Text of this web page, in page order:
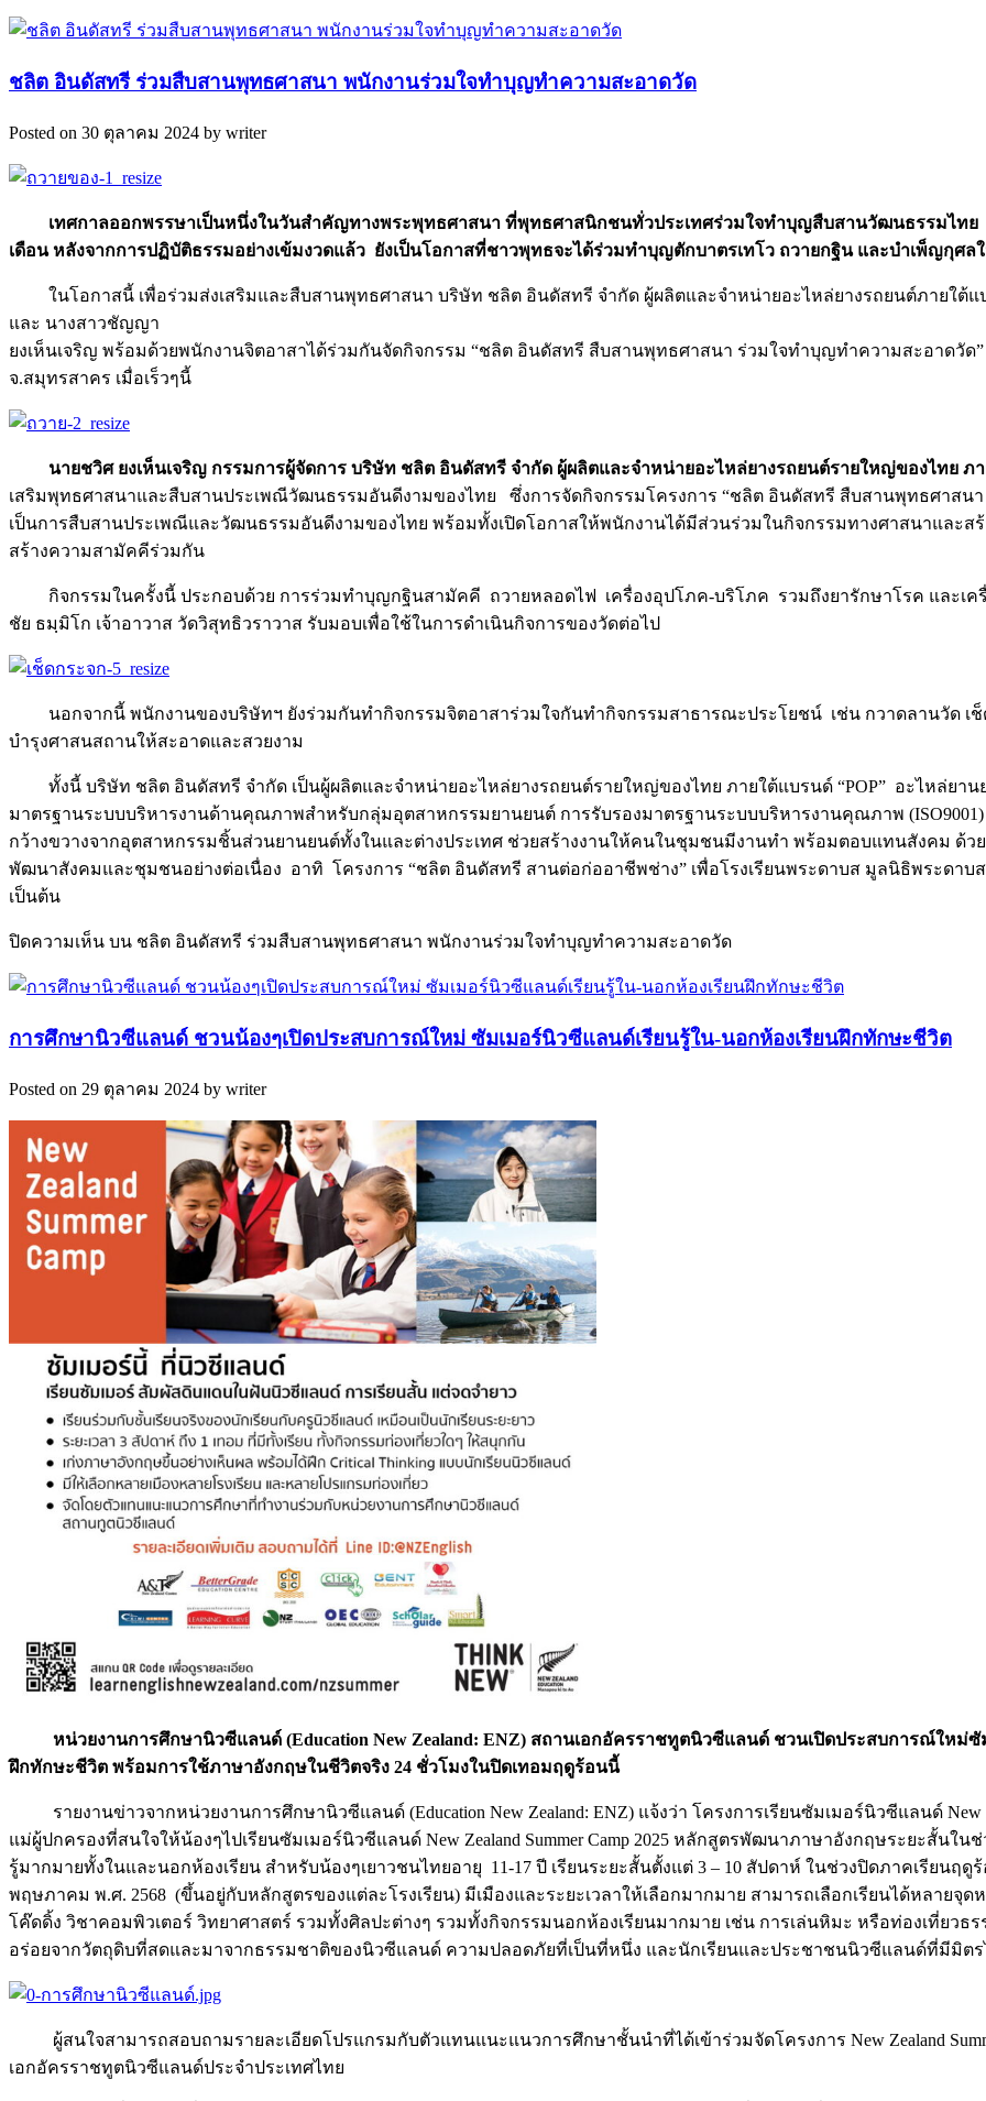
ชลิต อินดัสทรี ร่วมสืบสานพุทธศาสนา พนักงานร่วมใจทำบุญทำความสะอาดวัด
Posted on 30 ตุลาคม 2024 by writer
เทศกาลออกพรรษาเป็นหนึ่งในวันสำคัญทางพระพุทธศาสนา ที่พุทธศาสนิกชนทั่วประเทศร่วมใจทำบุญสืบสานวัฒนธรรมไทย
เดือน หลังจากการปฏิบัติธรรมอย่างเข้มงวดแล้ว ยังเป็นโอกาสที่ชาวพุทธจะได้ร่วมทำบุญตักบาตรเทโว ถวายกฐิน และบำเพ็ญกุศล
ในโอกาสนี้ เพื่อร่วมส่งเสริมและสืบสานพุทธศาสนา บริษัท ชลิต อินดัสทรี จำกัด ผู้ผลิตและจำหน่ายอะไหล่ยางรถยนต์ภายใต้แ
และ นางสาวชัญญา
ยงเห็นเจริญ พร้อมด้วยพนักงานจิตอาสาได้ร่วมกันจัดกิจกรรม “ชลิต อินดัสทรี สืบสานพุทธศาสนา ร่วมใจทำบุญทำความสะอาดวัด
จ.สมุทรสาคร เมื่อเร็วๆนี้
นายชวิศ ยงเห็นเจริญ กรรมการผู้จัดการ บริษัท ชลิต อินดัสทรี จำกัด ผู้ผลิตและจำหน่ายอะไหล่ยางรถยนต์รายใหญ่ของไทย ภ
เสริมพุทธศาสนาและสืบสานประเพณีวัฒนธรรมอันดีงามของไทย ซึ่งการจัดกิจกรรมโครงการ “ชลิต อินดัสทรี สืบสานพุทธศาสน
เป็นการสืบสานประเพณีและวัฒนธรรมอันดีงามของไทย พร้อมทั้งเปิดโอกาสให้พนักงานได้มีส่วนร่วมในกิจกรรมทางศาสนาและ
สร้างความสามัคคีร่วมกัน
กิจกรรมในครั้งนี้ ประกอบด้วย การร่วมทำบุญกฐินสามัคคี ถวายหลอดไฟ เครื่องอุปโภค-บริโภค รวมถึงยารักษาโรค และเ
ชัย ธมฺมิโก เจ้าอาวาส วัดวิสุทธิวราวาส รับมอบเพื่อใช้ในการดำเนินกิจการของวัดต่อไป
นอกจากนี้ พนักงานของบริษัทฯ ยังร่วมกันทำกิจกรรมจิตอาสาร่วมใจกันทำกิจกรรมสาธารณะประโยชน์ เช่น กวาดลานวัด
บำรุงศาสนสถานให้สะอาดและสวยงาม
ทั้งนี้ บริษัท ชลิต อินดัสทรี จำกัด เป็นผู้ผลิตและจำหน่ายอะไหล่ยางรถยนต์รายใหญ่ของไทย ภายใต้แบรนด์ “POP” อะไหล่ย
มาตรฐานระบบบริหารงานด้านคุณภาพสำหรับกลุ่มอุตสาหกรรมยานยนต์ การรับรองมาตรฐานระบบบริหารงานคุณภาพ (ISO9001)
กว้างขวางจากอุตสาหกรรมชิ้นส่วนยานยนต์ทั้งในและต่างประเทศ ช่วยสร้างงานให้คนในชุมชนมีงานทำ พร้อมตอบแทนสังคม ด้ว
พัฒนาสังคมและชุมชนอย่างต่อเนื่อง อาทิ โครงการ “ชลิต อินดัสทรี สานต่อก่ออาชีพช่าง” เพื่อโรงเรียนพระดาบส มูลนิธิพระดาบ
เป็นต้น
ปิดความเห็น บน ชลิต อินดัสทรี ร่วมสืบสานพุทธศาสนา พนักงานร่วมใจทำบุญทำความสะอาดวัด
การศึกษานิวซีแลนด์ ชวนน้องๆเปิดประสบการณ์ใหม่ ซัมเมอร์นิวซีแลนด์เรียนรู้ใน-นอกห้องเรียนฝึกทักษะชีวิต
Posted on 29 ตุลาคม 2024 by writer
หน่วยงานการศึกษานิวซีแลนด์ (Education New Zealand: ENZ) สถานเอกอัครราชทูตนิวซีแลนด์ ชวนเปิดประสบการณ์ใหม่
ฝึกทักษะชีวิต พร้อมการใช้ภาษาอังกฤษในชีวิตจริง 24 ชั่วโมงในปิดเทอมฤดูร้อนนี้
รายงานข่าวจากหน่วยงานการศึกษานิวซีแลนด์ (Education New Zealand: ENZ) แจ้งว่า โครงการเรียนซัมเมอร์นิวซีแลนด์ New
แม่ผู้ปกครองที่สนใจให้น้องๆไปเรียนซัมเมอร์นิวซีแลนด์ New Zealand Summer Camp 2025 หลักสูตรพัฒนาภาษาอังกฤษระยะสั้นใ
รู้มากมายทั้งในและนอกห้องเรียน สำหรับน้องๆเยาวชนไทยอายุ 11-17 ปี เรียนระยะสั้นตั้งแต่ 3 – 10 สัปดาห์ ในช่วงปิดภาคเรียนฤดู
พฤษภาคม พ.ศ. 2568 (ขึ้นอยู่กับหลักสูตรของแต่ละโรงเรียน) มีเมืองและระยะเวลาให้เลือกมากมาย สามารถเลือกเรียนได้หลายจุด
โค๊ดดิ้ง วิชาคอมพิวเตอร์ วิทยาศาสตร์ รวมทั้งศิลปะต่างๆ รวมทั้งกิจกรรมนอกห้องเรียนมากมาย เช่น การเล่นหิมะ หรือท่องเที่ยว
อร่อยจากวัตถุดิบที่สดและมาจากธรรมชาติของนิวซีแลนด์ ความปลอดภัยที่เป็นที่หนึ่ง และนักเรียนและประชาชนนิวซีแลนด์ที่มีมิต
ผู้สนใจสามารถสอบถามรายละเอียดโปรแกรมกับตัวแทนแนะแนวการศึกษาชั้นนำที่ได้เข้าร่วมจัดโครงการ New Zealand
เอกอัครราชทูตนิวซีแลนด์ประจำประเทศไทย